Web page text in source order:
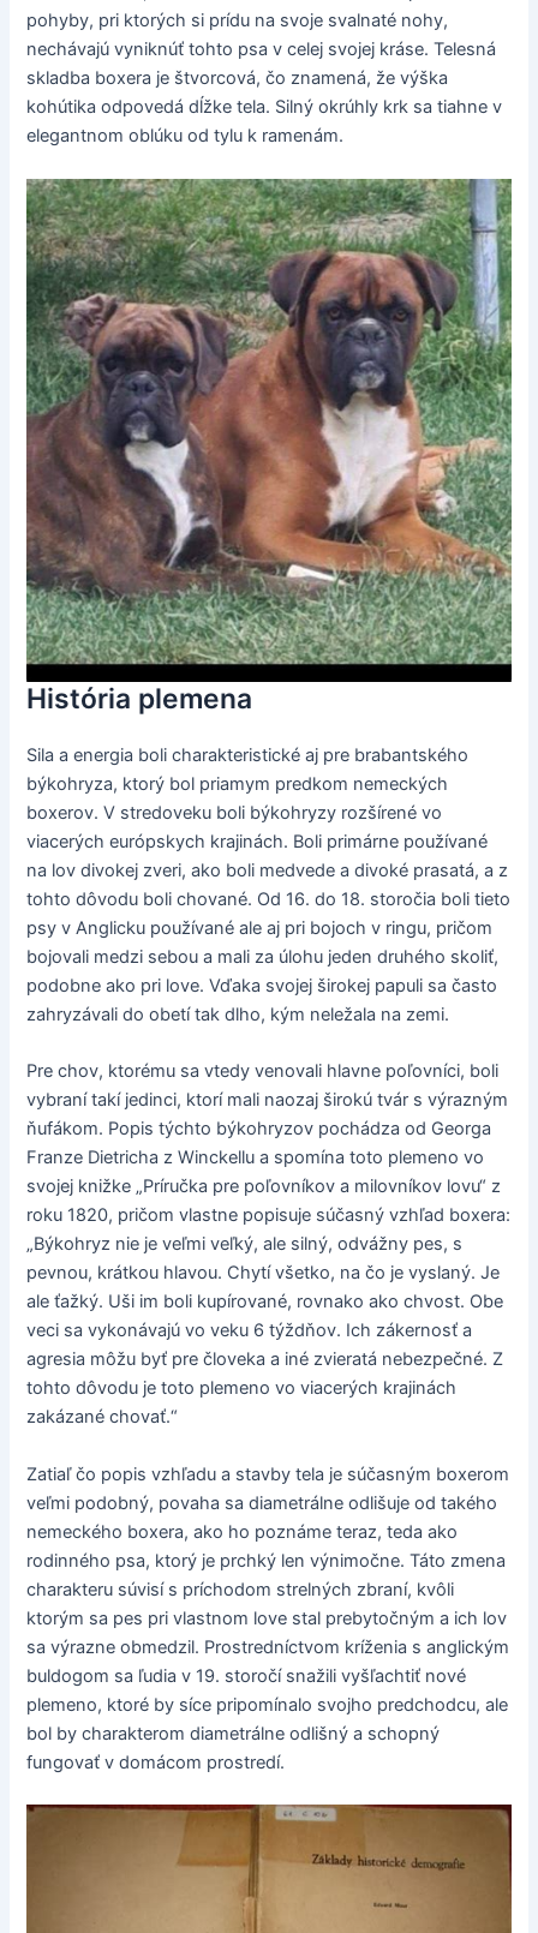
pohyby, pri ktorých si prídu na svoje svalnaté nohy,
nechávajú vyniknúť tohto psa v celej svojej kráse. Telesná
skladba boxera je štvorcová, čo znamená, že výška
kohútika odpovedá dĺžke tela. Silný okrúhly krk sa tiahne v
elegantnom oblúku od tylu k ramenám.
História plemena
Sila a energia boli charakteristické aj pre brabantského
býkohryza, ktorý bol priamym predkom nemeckých
boxerov. V stredoveku boli býkohryzy rozšírené vo
viacerých európskych krajinách. Boli primárne používané
na lov divokej zveri, ako boli medvede a divoké prasatá, a z
tohto dôvodu boli chované. Od 16. do 18. storočia boli tieto
psy v Anglicku používané ale aj pri bojoch v ringu, pričom
bojovali medzi sebou a mali za úlohu jeden druhého skoliť,
podobne ako pri love. Vďaka svojej širokej papuli sa často
zahryzávali do obetí tak dlho, kým neležala na zemi.
Pre chov, ktorému sa vtedy venovali hlavne poľovníci, boli
vybraní takí jedinci, ktorí mali naozaj širokú tvár s výrazným
ňufákom. Popis týchto býkohryzov pochádza od Georga
Franze Dietricha z Winckellu a spomína toto plemeno vo
svojej knižke „Príručka pre poľovníkov a milovníkov lovu“ z
roku 1820, pričom vlastne popisuje súčasný vzhľad boxera:
„Býkohryz nie je veľmi veľký, ale silný, odvážny pes, s
pevnou, krátkou hlavou. Chytí všetko, na čo je vyslaný. Je
ale ťažký. Uši im boli kupírované, rovnako ako chvost. Obe
veci sa vykonávajú vo veku 6 týždňov. Ich zákernosť a
agresia môžu byť pre človeka a iné zvieratá nebezpečné. Z
tohto dôvodu je toto plemeno vo viacerých krajinách
zakázané chovať.“
Zatiaľ čo popis vzhľadu a stavby tela je súčasným boxerom
veľmi podobný, povaha sa diametrálne odlišuje od takého
nemeckého boxera, ako ho poznáme teraz, teda ako
rodinného psa, ktorý je prchký len výnimočne. Táto zmena
charakteru súvisí s príchodom strelných zbraní, kvôli
ktorým sa pes pri vlastnom love stal prebytočným a ich lov
sa výrazne obmedzil. Prostredníctvom kríženia s anglickým
buldogom sa ľudia v 19. storočí snažili vyšľachtiť nové
plemeno, ktoré by síce pripomínalo svojho predchodcu, ale
bol by charakterom diametrálne odlišný a schopný
fungovať v domácom prostredí.